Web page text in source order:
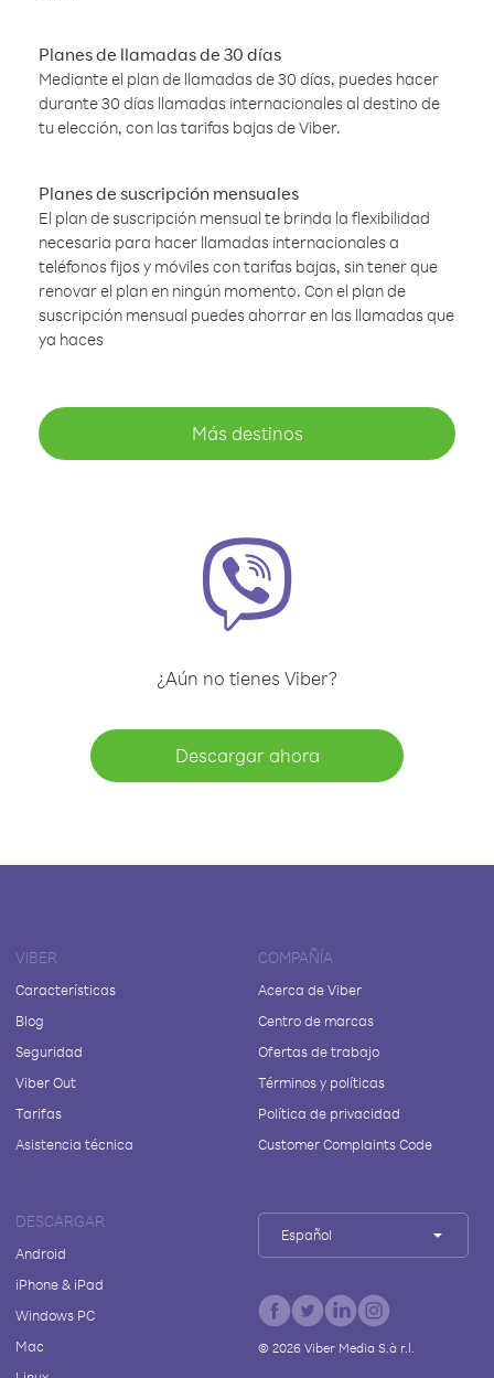
Planes de llamadas de 30 días
Mediante el plan de llamadas de 30 días, puedes hacer
durante 30 días llamadas internacionales al destino de
tu elección, con las tarifas bajas de Viber.
Planes de suscripción mensuales
El plan de suscripción mensual te brinda la flexibilidad
necesaria para hacer llamadas internacionales a
teléfonos fijos y móviles con tarifas bajas, sin tener que
renovar el plan en ningún momento. Con el plan de
suscripción mensual puedes ahorrar en las llamadas que
ya haces
Más destinos
¿Aún no tienes Viber?
Descargar ahora
VIBER
Características
Blog
Seguridad
Viber Out
Tarifas
Asistencia técnica
COMPAÑÍA
Acerca de Viber
Centro de marcas
Ofertas de trabajo
Términos y políticas
Política de privacidad
Customer Complaints Code
DESCARGAR
Android
iPhone & iPad
Windows PC
Mac
Español
© 2026Viber Media S.à r.l.